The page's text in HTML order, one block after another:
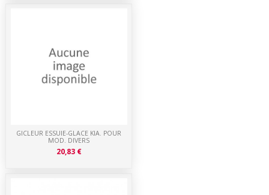
GICLEUR ESSUIE-GLACE KIA. POUR
MOD. DIVERS
20,83 €